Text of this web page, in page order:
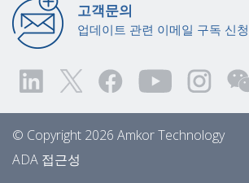
고객문의
업데이트 관련 이메일 구독 신청
© Copyright 2026 Amkor Technology
ADA 접근성